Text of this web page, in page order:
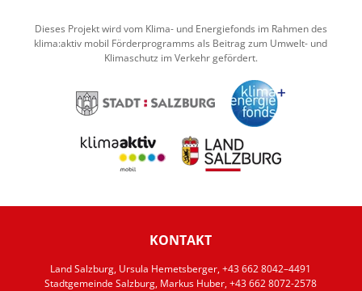
Dieses Projekt wird vom Klima- und Energiefonds im Rahmen des
klima:aktiv mobil Förderprogramms als Beitrag zum Umwelt- und
Klimaschutz im Verkehr gefördert.
KONTAKT
Land Salzburg, Ursula Hemetsberger, +43 662 8042–4491
Stadtgemeinde Salzburg, Markus Huber, +43 662 8072-2578